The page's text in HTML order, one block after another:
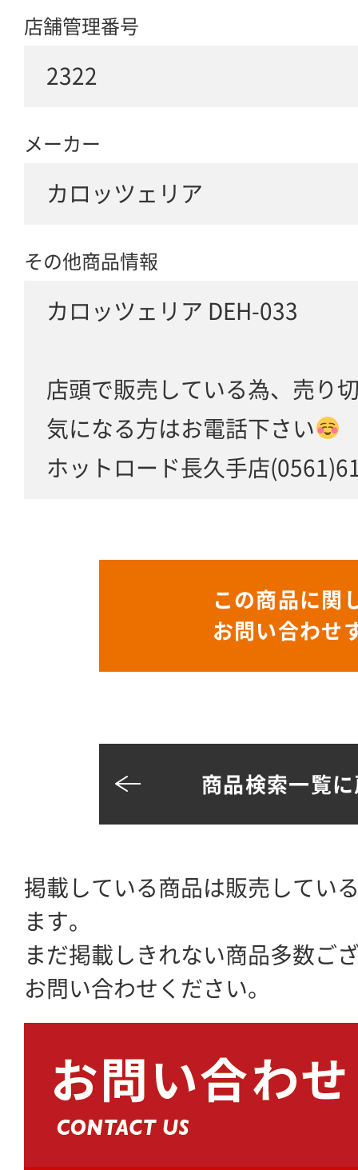
店舗管理番号
2322
メーカー
カロッツェリア
その他商品情報
カロッツェリア DEH-033
店頭で販売している為、売り
気になる方はお電話下さい
ホットロード長久手店
この商品に関
お問い合わせ
商品検索一覧
掲載している商品は販売してい
ます。
まだ掲載しきれない商品多数ご
お問い合わせください。